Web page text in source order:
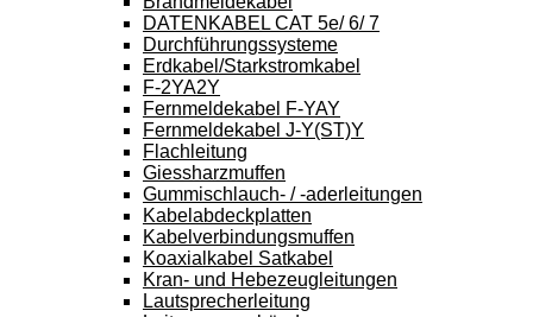
DATENKABEL CAT 5e/ 6/ 7
Durchführungssysteme
Erdkabel/Starkstromkabel
F-2YA2Y
Fernmeldekabel F-YAY
Fernmeldekabel J-Y(ST)Y
Flachleitung
Giessharzmuffen
Gummischlauch- / -aderleitungen
Kabelabdeckplatten
Kabelverbindungsmuffen
Koaxialkabel Satkabel
Kran- und Hebezeugleitungen
Lautsprecherleitung